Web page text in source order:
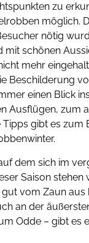
zu
möglich.
nötig
schönen
mehr
Beschilderung
einen Blick
Ausflügen, zum
gibt es zum
dem sich im
Saison stehen
gut vom Zaun
an der
Odde – gibt es